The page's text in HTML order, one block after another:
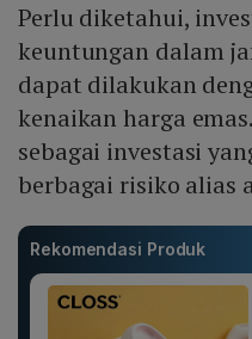
Perlu diketahui,
keuntungan dalam
dapat dilakukan
kenaikan harga
sebagai investasi
berbagai risiko alias
Rekomendasi Produk